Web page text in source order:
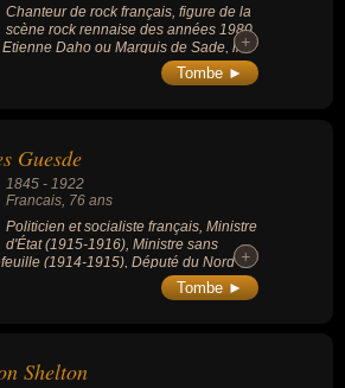
se sont traduites par le
de nouvelles doctrines de
dans le domaine de la guerre
Si les opinions des
alliés à son sujet étaient
et a contribué à faire de lui un héros
américain.
Chanteur de rock français, figure de la
scène rock rennaise des années 1980
Daho ou Marquis de Sade, il a
albums entre 1987 et 2015 en 40 ans
+
+
Tombe ►
Guesde
1845 - 1922
Francais , 76 ans
Politicien et socialiste français, Ministre
d'État (1915-1916), Ministre sans
(1914-1915), Député du Nord
1922), Député de la 7e circonscription
(1893-1998 / 1919-1922), devenu
+
+
Tombe ►
Shelton